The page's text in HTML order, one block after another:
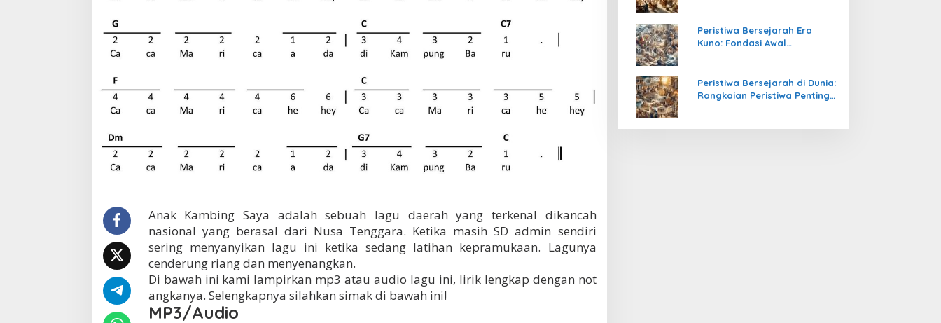
Anak Kambing Saya adalah sebuah lagu daerah yang terkenal dikancah
nasional yang berasal dari Nusa Tenggara. Ketika masih SD admin sendiri
sering menyanyikan lagu ini ketika sedang latihan kepramukaan. Lagunya
cenderung riang dan menyenangkan.
Di bawah ini kami lampirkan mp3 atau audio lagu ini, lirik lengkap dengan not
angkanya. Selengkapnya silahkan simak di bawah ini!
MP3/Audio
Peristiwa Bersejarah Era
Kuno: Fondasi Awal
Peristiwa Bersejarah di Dunia:
Rangkaian Peristiwa Penting